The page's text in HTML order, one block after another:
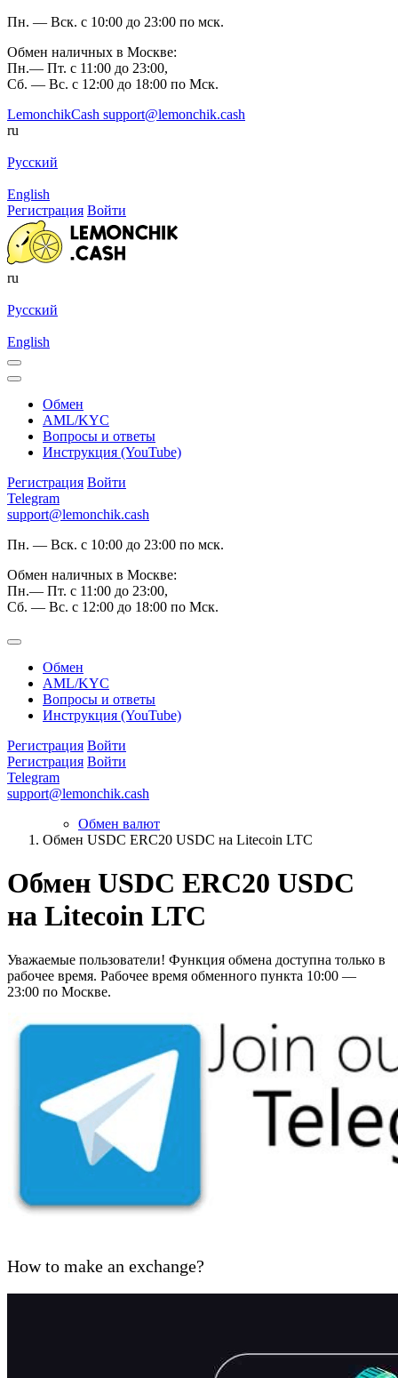
Пн. — Вск. с 10:00 до 23:00 по мск.
Обмен наличных в Москве:
Пн.— Пт. с 11:00 до 23:00,
Сб. — Вс. с 12:00 до 18:00 по Мск.
LemonchikCash support@lemonchik.cash
ru
Русский
English
Регистрация Войти
ru
Русский
English
Обмен
AML/KYC
Вопросы и ответы
Инструкция (YouTube)
Регистрация Войти
Telegram
support@lemonchik.cash
Пн. — Вск. с 10:00 до 23:00 по мск.
Обмен наличных в Москве:
Пн.— Пт. с 11:00 до 23:00,
Сб. — Вс. с 12:00 до 18:00 по Мск.
Обмен
AML/KYC
Вопросы и ответы
Инструкция (YouTube)
Регистрация Войти
Регистрация Войти
Telegram
support@lemonchik.cash
Обмен валют
Обмен USDC ERC20 USDC на Litecoin LTC
Обмен USDC ERC20 USDC
на Litecoin LTC
Уважаемые пользователи! Функция обмена доступна только в
рабочее время. Рабочее время обменного пункта 10:00 —
23:00 по Москве.
How to make an exchange?